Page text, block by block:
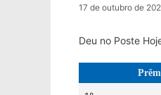
17 de outubro de
Deu no Poste